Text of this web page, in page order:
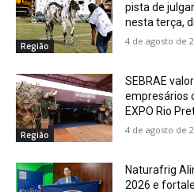
Região
pista de
nesta terça,
4 de agosto de
Região
SEBRAE
empresários
EXPO Rio
4 de agosto de
Naturafrig
2026 e